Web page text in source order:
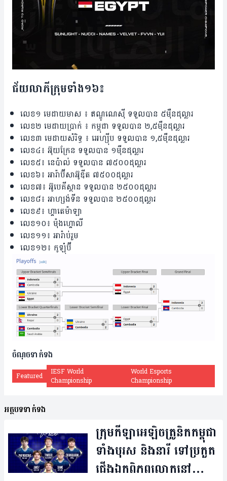
ជ័យលាភី​ក្រុម​ទាំង​១៦៖
លេខ១ មេដាយ​មាស ៖ ឥណ្ឌូណេស៊ី​ ទទួល​បាន ៥​ម៉ឺន​ដុល្លារ
លេខ២ មេដាយ​ប្រាក់ ៖ កម្ពុជា​ ទទួល​បាន ២,៥ម៉ឺន​ដុល្លារ
លេខ​៣ មេដាយ​សំរិទ្ធ ៖ អេហ្ស៊ីប ទទួល​បាន ១,៥ម៉ឺន​ដុល្លារ
លេខ​៤៖ អ៊ុយក្រែន ទទួល​បាន ១ម៉ឺន​ដុល្លារ
លេខ​៥៖ នេប៉ាល់ ទទួល​បាន​ ៧៥០០​ដុល្លារ
លេខ​៦៖ អារ៉ាប៊ីសាអ៊ូឌីត ៧៥០០​ដុល្លារ
លេខ​៧៖ អ៊ូបេគីស្ថាន ទទួល​បាន ​២៥០០​ដុល្លារ
លេខ៨៖ អាហ្សង់ទីន ទទួល​បាន​​ ២៥០០​ដុល្លារ
លេខ​៩៖ ហ្គាតេម៉ាឡា
លេខ​១០៖ ម៉ុងហ្គោលី
លេខ១១៖ អារ៉ាប់រួម
លេខ​១២៖ កូឡុំប៊ី
ចំណុចទាក់ទង
Featured
IESF World
Championship
World Esports
Championship
អត្ថបទទាក់ទង
ក្រុម​កីឡា​អេឡិចត្រូនិក​​កម្ពុជា
ទាំង​បុរស និង​នារី ទៅ​​ប្រកួត​
ជើង​ឯក​ពិភព​លោក​នៅ​